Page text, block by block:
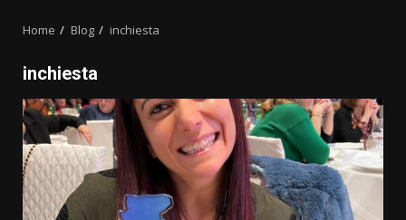
Home Blog inchiesta
inchiesta